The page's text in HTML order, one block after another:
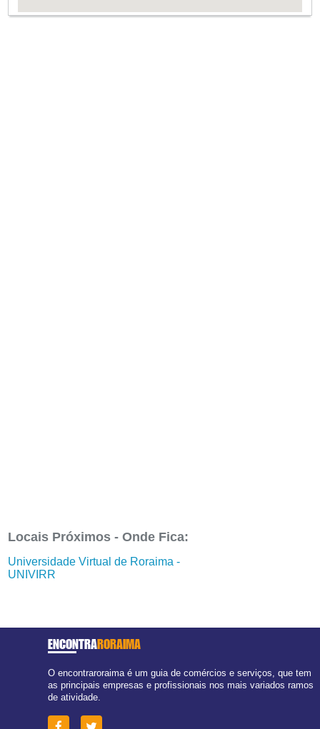
Locais Próximos - Onde Fica:
Universidade Virtual de Roraima -
UNIVIRR
ENCONTRARORAIMA
O encontraroraima é um guia de comércios e serviços, que tem
as principais empresas e profissionais nos mais variados ramos
de atividade.